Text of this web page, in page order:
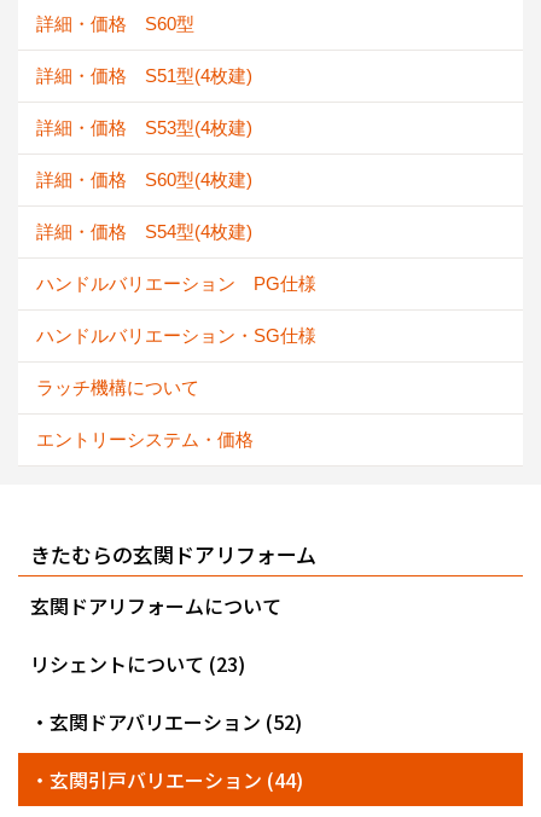
詳細・価格 S60型
詳細・価格 S51型(4枚建)
詳細・価格 S53型(4枚建)
詳細・価格 S60型(4枚建)
詳細・価格 S54型(4枚建)
ハンドルバリエーション PG仕様
ハンドルバリエーション・SG仕様
ラッチ機構について
エントリーシステム・価格
きたむらの玄関ドアリフォーム
玄関ドアリフォームについて
リシェントについて (23)
・玄関ドアバリエーション (52)
・玄関引戸バリエーション (44)